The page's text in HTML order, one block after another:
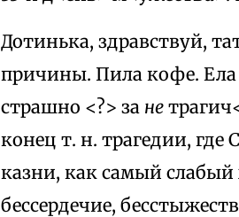
Дотинька, здравствуй,
причины. Пила кофе. Ела
страшно <?> за не
конец т. н. трагедии, где
казни, как самый слабый
бессердечие,